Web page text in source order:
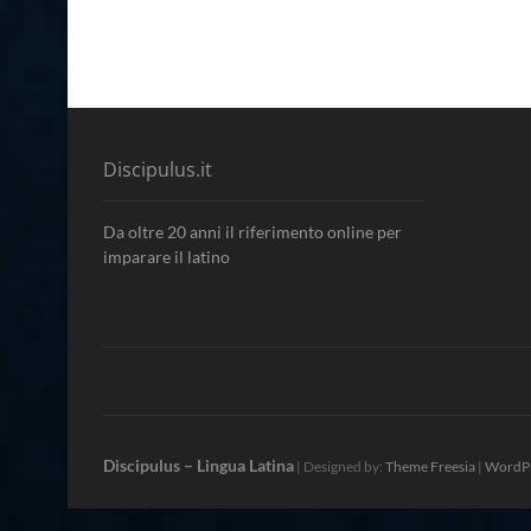
Discipulus.it
Da oltre 20 anni il riferimento online per
imparare il latino
Discipulus – Lingua Latina | Designed by: Theme Freesia |